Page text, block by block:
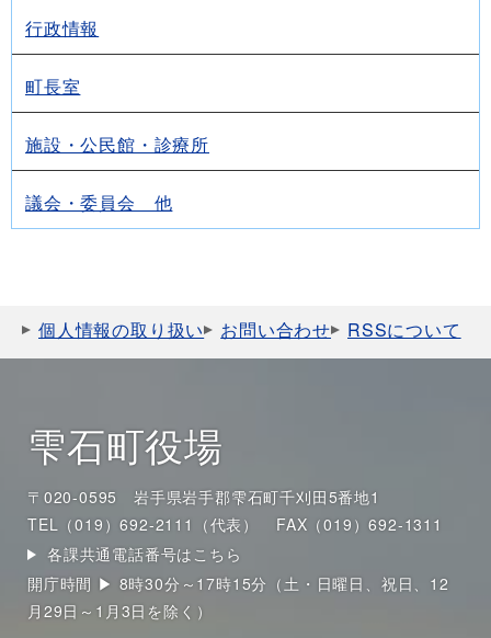
行政情報
町長室
施設・公民館・診療所
議会・委員会 他
個人情報の取り扱い お問い合わせ RSSについて
雫石町役場
〒020-0595 岩手県岩手郡雫石町千刈田5番地1
TEL（019）692-2111（代表）
FAX（019）692-1311
各課共通電話番号はこちら
開庁時間 ▶ 8時30分～17時15分（土・日曜日、祝日、12
月29日～1月3日を除く）